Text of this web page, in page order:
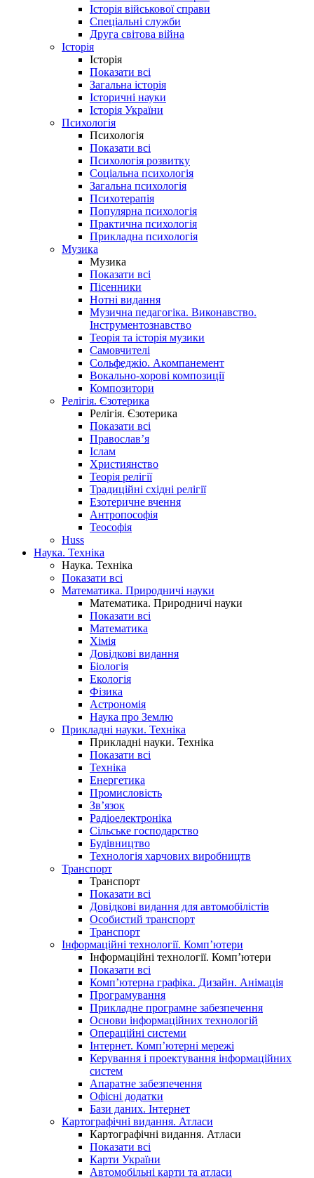
Історія військової справи
Спеціальні служби
Друга світова війна
Історія
Історія
Показати всі
Загальна історія
Історичні науки
Історія України
Психологія
Психологія
Показати всі
Психологія розвитку
Соціальна психологія
Загальна психологія
Психотерапія
Популярна психологія
Практична психологія
Прикладна психологія
Музика
Музика
Показати всі
Пісенники
Нотні видання
Музична педагогіка. Виконавство.
Інструментознавство
Теорія та історія музики
Самовчителі
Сольфеджіо. Акомпанемент
Вокально-хорові композиції
Композитори
Релігія. Єзотерика
Релігія. Єзотерика
Показати всі
Православ’я
Іслам
Християнство
Теорія релігії
Традиційні східні релігії
Езотеричне вчення
Антропософія
Теософія
Huss
Наука. Техніка
Наука. Техніка
Показати всі
Математика. Природничі науки
Математика. Природничі науки
Показати всі
Математика
Хімія
Довідкові видання
Біологія
Екологія
Фізика
Астрономія
Наука про Землю
Прикладні науки. Техніка
Прикладні науки. Техніка
Показати всі
Техніка
Енергетика
Промисловість
Зв’язок
Радіоелектроніка
Сільське господарство
Будівництво
Технологія харчових виробництв
Транспорт
Транспорт
Показати всі
Довідкові видання для автомобілістів
Особистий транспорт
Транспорт
Інформаційні технології. Комп’ютери
Інформаційні технології. Комп’ютери
Показати всі
Комп’ютерна графіка. Дизайн. Анімація
Програмування
Прикладне програмне забезпечення
Основи інформаційних технологій
Операційні системи
Інтернет. Комп’ютерні мережі
Керування і проектування інформаційних
систем
Апаратне забезпечення
Офісні додатки
Бази даних. Інтернет
Картографічні видання. Атласи
Картографічні видання. Атласи
Показати всі
Карти України
Автомобільні карти та атласи